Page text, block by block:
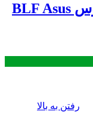
شارژر اورجینال لپ تاپ ایسوس BLF Asus
رفتن به بالا